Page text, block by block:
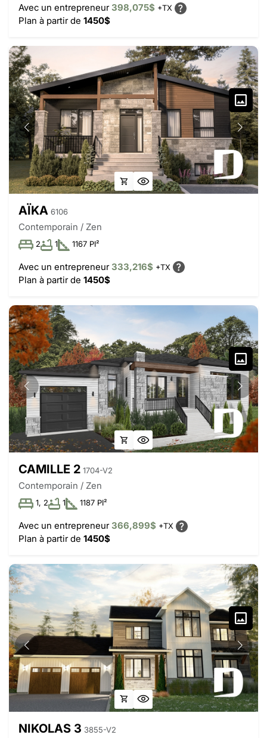
Avec un entrepreneur398,075$ +TX
Plan à partir de 1450$
AÏKA 6106
Contemporain / Zen
2 1 1167 PI²
Avec un entrepreneur333,216$ +TX
Plan à partir de 1450$
CAMILLE 2 1704-V2
Contemporain / Zen
1, 2 1 1187 PI²
Avec un entrepreneur366,899$ +TX
Plan à partir de 1450$
NIKOLAS 3 3855-V2